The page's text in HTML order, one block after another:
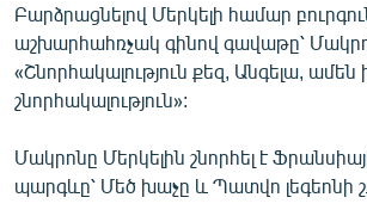
ՀԵՏԵՎԵՔ ՄԵԶ
«Ազատության» բոլոր կայքերը
Բարձրացնելով Մերկելի համար
աշխարհահռչակ գինով գավաթը՝
«Շնորհակալություն քեզ, Անգելա, ամեն
շնորհակալություն»:
Մակրոնը Մերկելին շնորհել է
պարգևը՝ Մեծ խաչը և Պատվո լեգեոնի